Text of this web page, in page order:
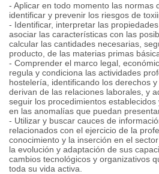
- Aplicar en todo momento las normas
identificar y prevenir los riesgos de
- Identificar, interpretar las
asociar las características con las
calcular las cantidades necesarias,
producto, de las materias primas
- Comprender el marco legal,
regula y condiciona las actividades
hostelería, identificando los derechos
derivan de las relaciones laborales, y
seguir los procedimientos
en las anomalías que puedan
- Utilizar y buscar cauces de
relacionados con el ejercicio de la
conocimiento y la inserción en el
la evolución y adaptación de sus
cambios tecnológicos y organizativos
toda su vida activa.